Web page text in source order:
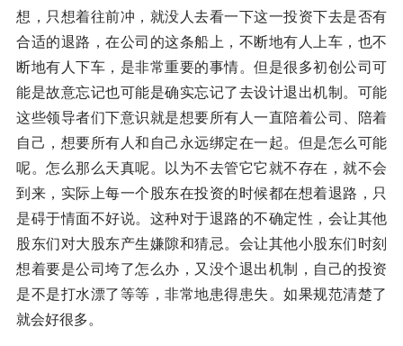
想，只想着往前冲，就没人去看一下这一投资下去是否有
合适的退路，在公司的这条船上，不断地有人上车，也不
断地有人下车，是非常重要的事情。但是很多初创公司可
能是故意忘记也可能是确实忘记了去设计退出机制。可能
这些领导者们下意识就是想要所有人一直陪着公司、陪着
自己，想要所有人和自己永远绑定在一起。但是怎么可能
呢。怎么那么天真呢。以为不去管它它就不存在，就不会
到来，实际上每一个股东在投资的时候都在想着退路，只
是碍于情面不好说。这种对于退路的不确定性，会让其他
股东们对大股东产生嫌隙和猜忌。会让其他小股东们时刻
想着要是公司垮了怎么办，又没个退出机制，自己的投资
是不是打水漂了等等，非常地患得患失。如果规范清楚了
就会好很多。